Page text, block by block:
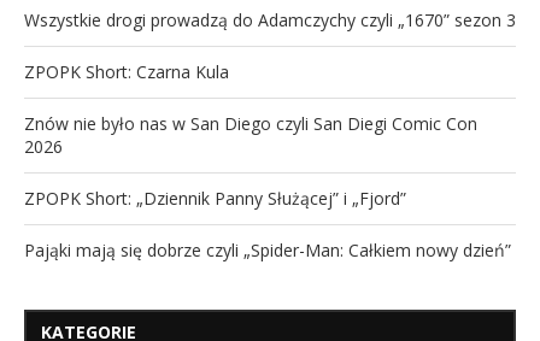
Wszystkie drogi prowadzą do Adamczychy czyli „1670” sezon 3
ZPOPK Short: Czarna Kula
Znów nie było nas w San Diego czyli San Diegi Comic Con
2026
ZPOPK Short: „Dziennik Panny Służącej” i „Fjord”
Pająki mają się dobrze czyli „Spider-Man: Całkiem nowy dzień”
KATEGORIE